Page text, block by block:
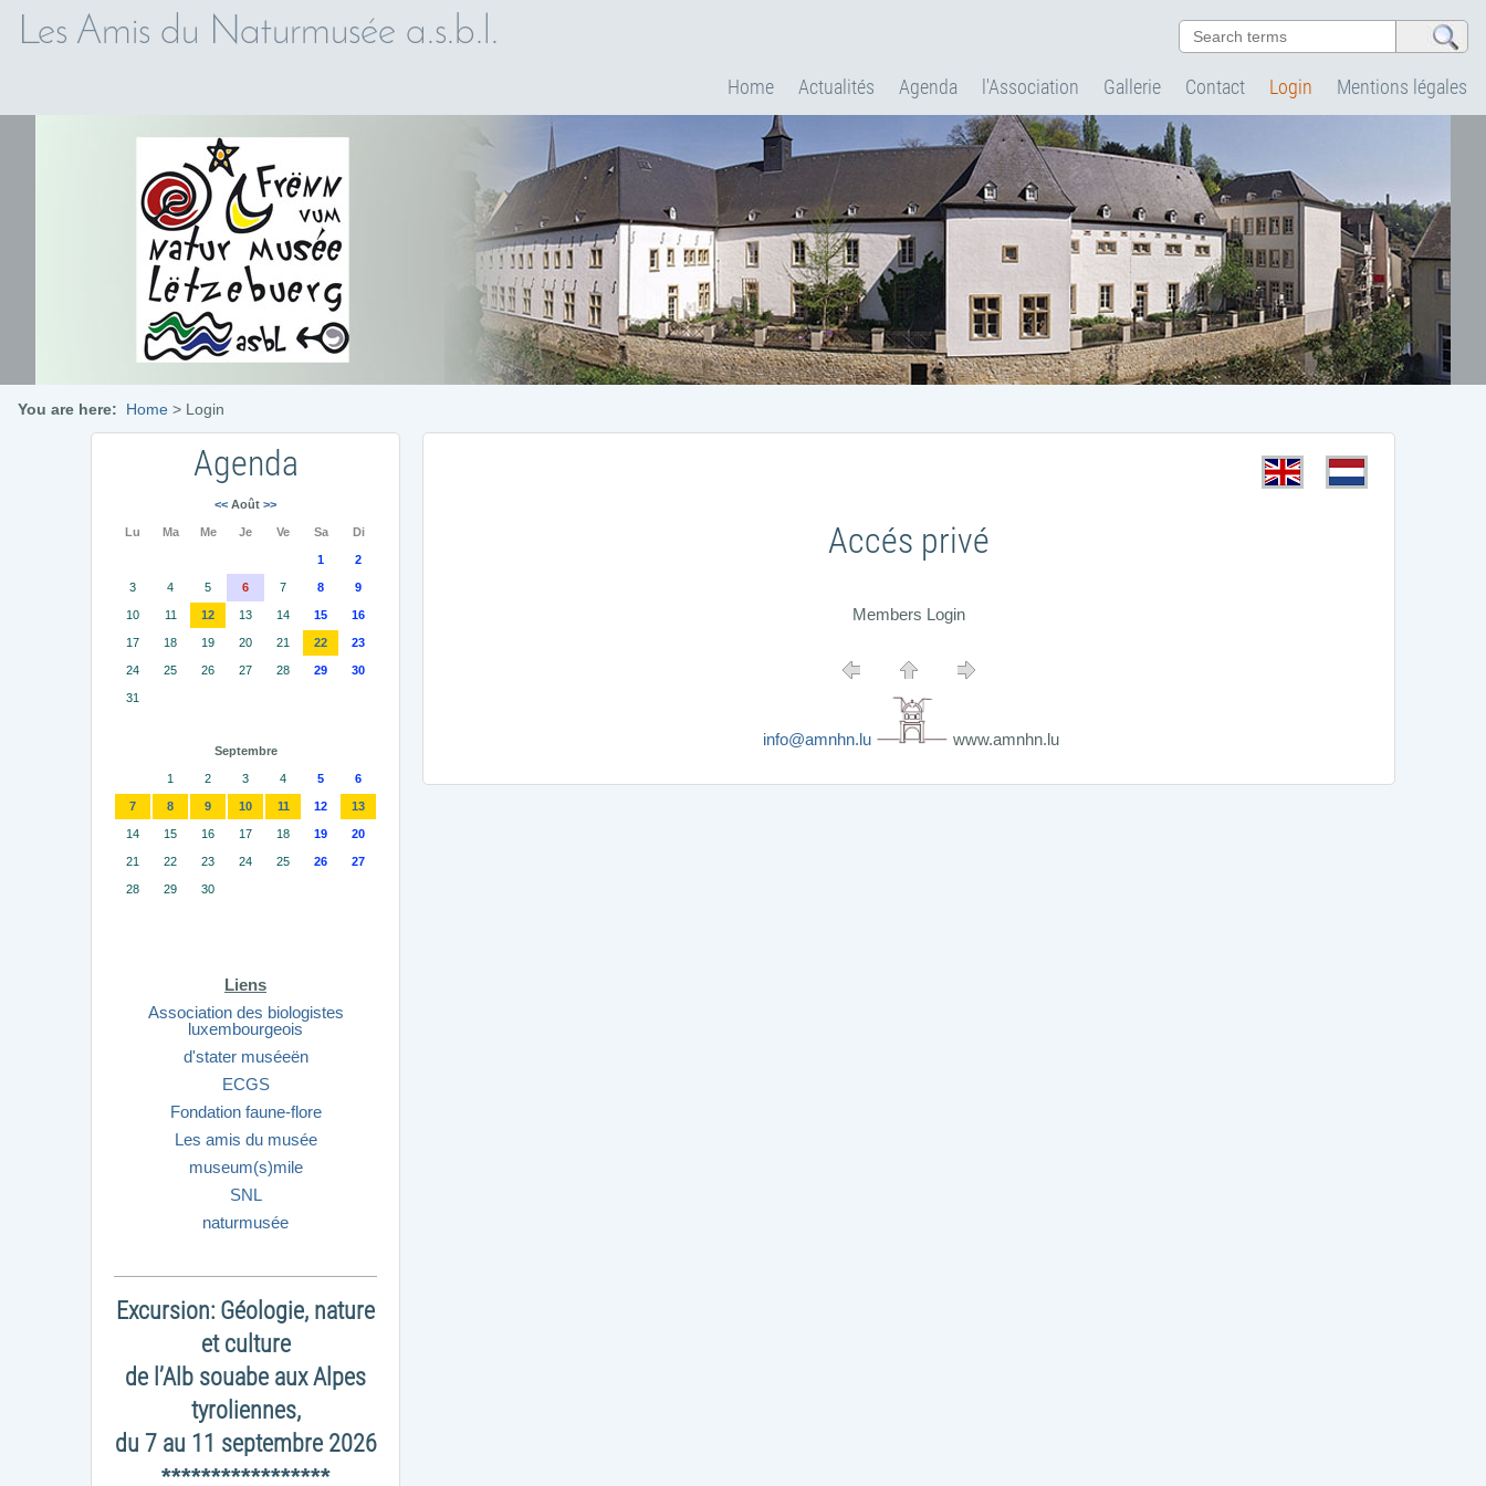
Les Amis du Naturmusée a.s.b.l.
Home Actualités Agenda l'Association Gallerie Contact Login Mentions légales
You are here: Home > Login
Accés privé
Members Login
info@amnhn.lu www.amnhn.lu
Agenda
<< Août >>
Lu Ma Me Je Ve Sa Di
1 2
3 4 5 6 7 8 9
10 11 12 13 14 15 16
17 18 19 20 21 22 23
24 25 26 27 28 29 30
31
Septembre
1 2 3 4 5 6
7 8 9 10 11 12 13
14 15 16 17 18 19 20
21 22 23 24 25 26 27
28 29 30
Liens
Association des biologistes
luxembourgeois
d'stater muséeën
ECGS
Fondation faune-flore
Les amis du musée
museum(s)mile
SNL
naturmusée
Excursion: Géologie, nature
et culture
de l’Alb souabe aux Alpes
tyroliennes,
du 7 au 11 septembre 2026
*****************